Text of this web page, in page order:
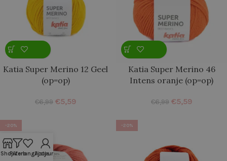
Katia Super Merino 12 Geel
(op=op)
€6,99 €5,59
Katia Super Merino 46
Intens oranje (op=op)
€6,99 €5,59
-20% -20%
ShopFilters
Verlanglijstje
Account